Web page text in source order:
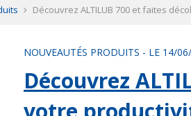
Découvrez ALTILUB 700 et faites
NOUVEAUTÉS PRODUITS - LE 14/
Découvrez